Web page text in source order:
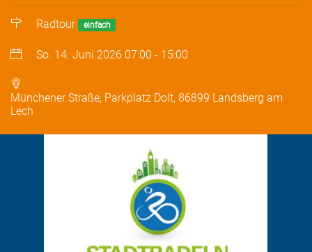
Radtour einfach
So. 14. Juni 2026 07:00 - 15:00
Münchener Straße, Parkplatz DoIt, 86899 Landsberg am
Lech